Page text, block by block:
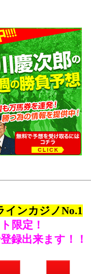
ンカジノNo.1
限定！
録出来ます！！